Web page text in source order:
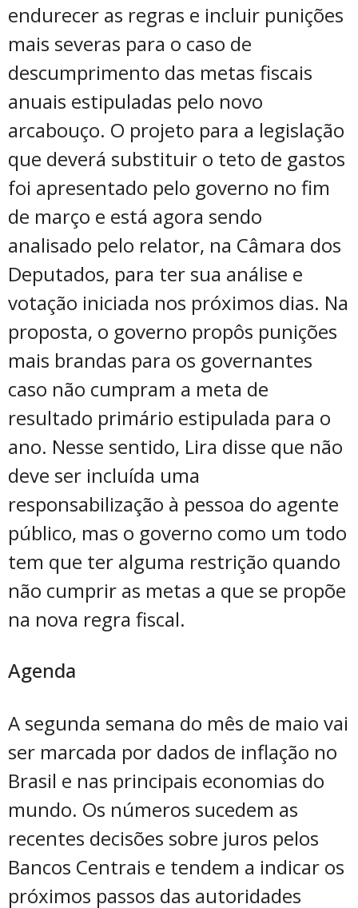
endurecer as regras e incluir punições
mais severas para o caso de
descumprimento das metas fiscais
anuais estipuladas pelo novo
arcabouço. O projeto para a legislação
que deverá substituir o teto de gastos
foi apresentado pelo governo no fim
de março e está agora sendo
analisado pelo relator, na Câmara dos
Deputados, para ter sua análise e
votação iniciada nos próximos dias. Na
proposta, o governo propôs punições
mais brandas para os governantes
caso não cumpram a meta de
resultado primário estipulada para o
ano. Nesse sentido, Lira disse que não
deve ser incluída uma
responsabilização à pessoa do agente
público, mas o governo como um todo
tem que ter alguma restrição quando
não cumprir as metas a que se propõe
na nova regra fiscal.
Agenda
A segunda semana do mês de maio vai
ser marcada por dados de inflação no
Brasil e nas principais economias do
mundo. Os números sucedem as
recentes decisões sobre juros pelos
Bancos Centrais e tendem a indicar os
próximos passos das autoridades